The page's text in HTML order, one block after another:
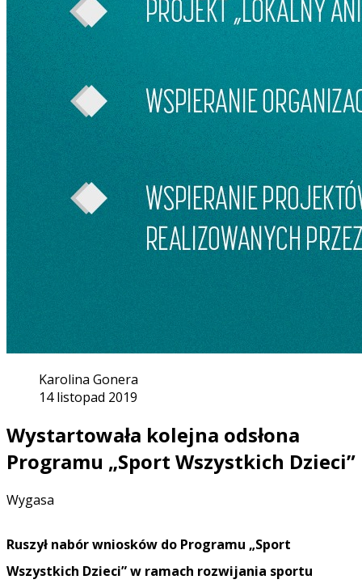
Karolina Gonera
14 listopad 2019
Wystartowała kolejna odsłona
Programu „Sport Wszystkich Dzieci”
Wygasa
Ruszył nabór wniosków do Programu „Sport
Wszystkich Dzieci” w ramach rozwijania sportu